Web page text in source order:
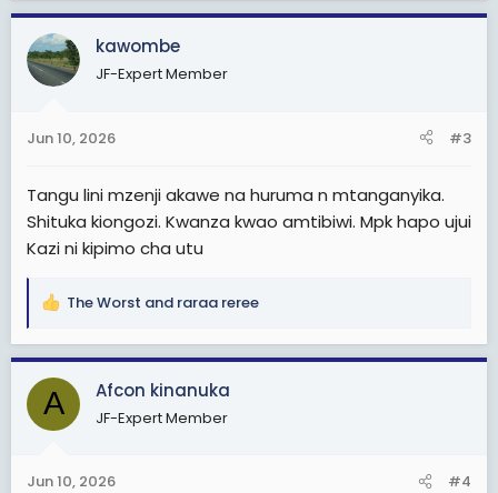
a
c
t
i
s
kawombe
JF-Expert Member
Jun 10, 2026 #3
Tangu lini mzenji akawe na huruma n mtanganyika.
Shituka kiongozi. Kwanza kwao amtibiwi. Mpk hapo ujui
Kazi ni kipimo cha utu
R
a
c
i
The Worst and raraa reree
A Afcon kinanuka
JF-Expert Member
Jun 10, 2026 #4